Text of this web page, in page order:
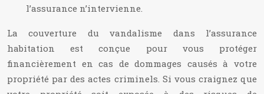
l’assurance n’intervienne.
La couverture du vandalisme dans l’assurance
habitation est conçue pour vous protéger
financièrement en cas de dommages causés à votre
propriété par des actes criminels. Si vous craignez que